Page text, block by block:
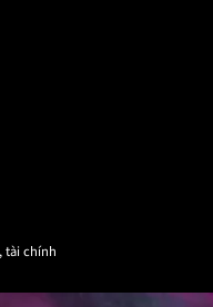
tài chính